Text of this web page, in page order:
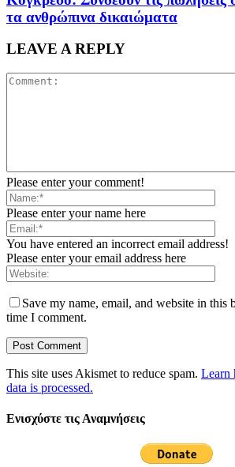
τα ανθρώπινα δικαιώματα
LEAVE A REPLY
Please enter your comment!
Please enter your name here
You have entered an incorrect email address!
Please enter your email address here
Save my name, email, and website in this
time I comment.
This site uses Akismet to reduce spam. Learn
data is processed.
Ενισχύστε τις Αναμνήσεις